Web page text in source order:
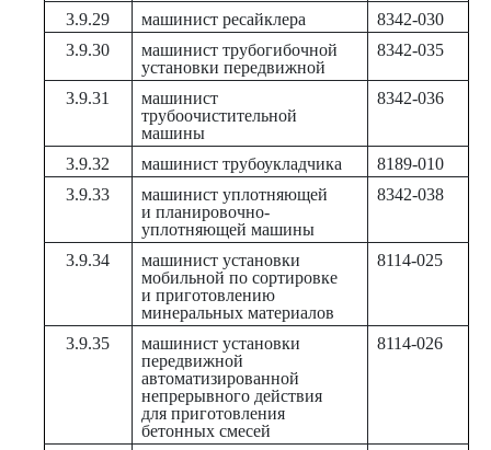
3.9.29 машинист ресайклера
8342-030
3.9.30
машинист трубогибочной
установки передвижной
8342-035
3.9.31
машинист
трубоочистительной
машины
8342-036
3.9.32 машинист трубоукладчика
8189-010
3.9.33
машинист уплотняющей
и планировочно-
уплотняющей машины
8342-038
3.9.34
машинист установки
мобильной по сортировке
и приготовлению
минеральных материалов
8114-025
3.9.35
машинист установки
передвижной
автоматизированной
непрерывного действия
для приготовления
бетонных смесей
8114-026